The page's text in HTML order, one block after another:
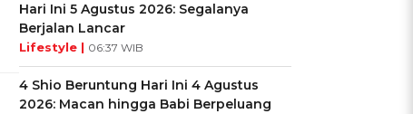
Hari Ini 5 Agustus 2026: Segalanya
Berjalan Lancar
Lifestyle | 06:37 WIB
4 Shio Beruntung Hari Ini 4 Agustus
2026: Macan hingga Babi Berpeluang